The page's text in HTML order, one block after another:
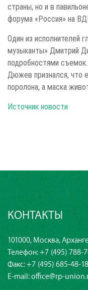
страны, но и в
форума «Россия» на
Один из исполнителей
музыканты» Дмитрий
подробностями съемок.
Дюжев признался, что
поролона, а маска
Источник новости
КОНТАКТЫ
101000, Москва,
Телефон:+7 (495) 788-
Факс: +7 (495) 685-48-18
E-mail:office@rp-